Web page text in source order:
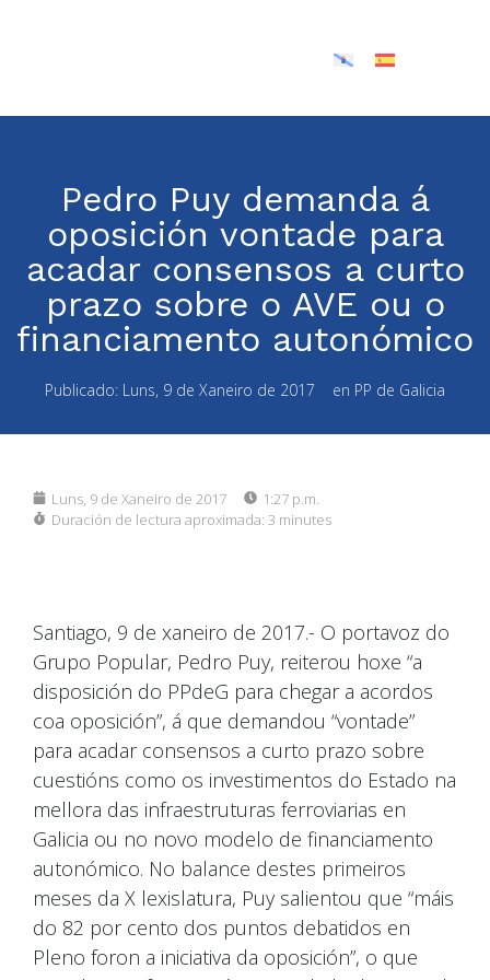
Pedro Puy demanda á
oposición vontade para
acadar consensos a curto
prazo sobre o AVE ou o
financiamento autonómico
Publicado: Luns, 9 de Xaneiro de 2017 en PP de Galicia
Luns, 9 de Xaneiro de 2017
1:27 p.m.
Duración de lectura aproximada: 3 minutes
Santiago, 9 de xaneiro de 2017.- O portavoz do
Grupo Popular, Pedro Puy, reiterou hoxe “a
disposición do PPdeG para chegar a acordos
coa oposición”, á que demandou “vontade”
para acadar consensos a curto prazo sobre
cuestións como os investimentos do Estado na
mellora das infraestruturas ferroviarias en
Galicia ou no novo modelo de financiamento
autonómico. No balance destes primeiros
meses da X lexislatura, Puy salientou que “máis
do 82 por cento dos puntos debatidos en
Pleno foron a iniciativa da oposición”, o que